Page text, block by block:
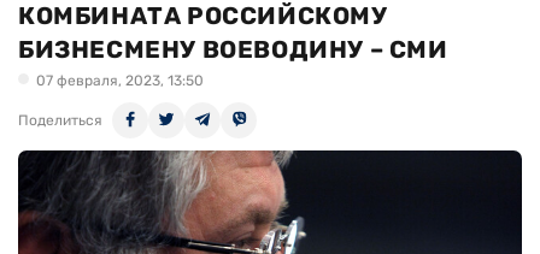
КОМБИНАТА РОССИЙСКОМУ
БИЗНЕСМЕНУ ВОЕВОДИНУ – СМИ
07 февраля, 2023, 13:50
Поделиться